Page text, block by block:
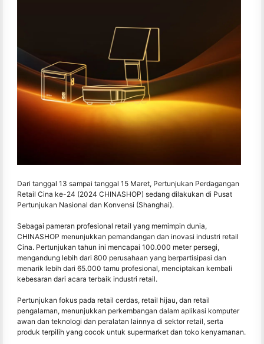
Dari tanggal 13 sampai tanggal 15 Maret, Pertunjukan Perdagangan
Retail Cina ke-24 (2024 CHINASHOP) sedang dilakukan di Pusat
Pertunjukan Nasional dan Konvensi (Shanghai).
Sebagai pameran profesional retail yang memimpin dunia,
CHINASHOP menunjukkan pemandangan dan inovasi industri retail
Cina. Pertunjukan tahun ini mencapai 100.000 meter persegi,
mengandung lebih dari 800 perusahaan yang berpartisipasi dan
menarik lebih dari 65.000 tamu profesional, menciptakan kembali
kebesaran dari acara terbaik industri retail.
Pertunjukan fokus pada retail cerdas, retail hijau, dan retail
pengalaman, menunjukkan perkembangan dalam aplikasi komputer
awan dan teknologi dan peralatan lainnya di sektor retail, serta
produk terpilih yang cocok untuk supermarket dan toko kenyamanan.